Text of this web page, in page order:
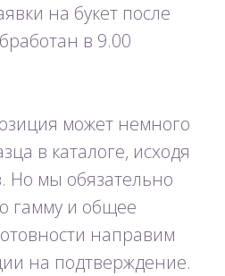
на букет после
в 9.00
может немного
в каталоге, исходя
Но мы обязательно
гамму и общее
направим
на подтверждение.